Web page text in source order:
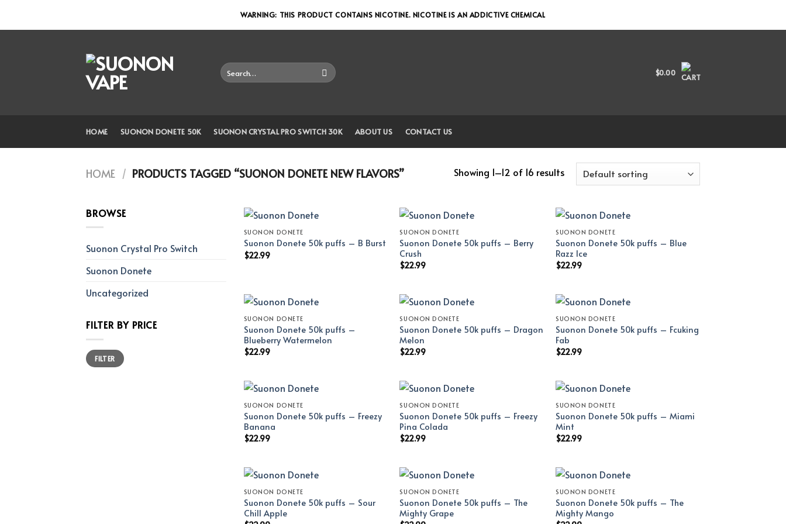
WARNING: THIS PRODUCT CONTAINS NICOTINE. NICOTINE IS AN ADDICTIVE CHEMICAL
Search
for:
$0.00
HOME SUONON DONETE 50K SUONON CRYSTAL PRO SWITCH 30K ABOUT US CONTACT US
HOME / PRODUCTS TAGGED “SUONON DONETE NEW FLAVORS” Showing 1–12 of 16 results
BROWSE
Suonon Crystal Pro Switch
Suonon Donete
Uncategorized
FILTER BY PRICE
Min
price
Max
priceFILTER
SUONON DONETE
Suonon Donete 50k puffs – B Burst
$22.99
SUONON DONETE
Suonon Donete 50k puffs – Berry
Crush
$22.99
SUONON DONETE
Suonon Donete 50k puffs – Blue
Razz Ice
$22.99
SUONON DONETE
Suonon Donete 50k puffs –
Blueberry Watermelon
$22.99
SUONON DONETE
Suonon Donete 50k puffs – Dragon
Melon
$22.99
SUONON DONETE
Suonon Donete 50k puffs – Fcuking
Fab
$22.99
SUONON DONETE
Suonon Donete 50k puffs – Freezy
Banana
$22.99
SUONON DONETE
Suonon Donete 50k puffs – Freezy
Pina Colada
$22.99
SUONON DONETE
Suonon Donete 50k puffs – Miami
Mint
$22.99
SUONON DONETE
Suonon Donete 50k puffs – Sour
Chill Apple
SUONON DONETE
Suonon Donete 50k puffs – The
Mighty Grape
SUONON DONETE
Suonon Donete 50k puffs – The
Mighty Mango